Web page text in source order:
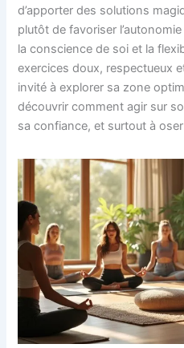
d’apporter des solutions
plutôt de favoriser
la conscience de soi et la
exercices doux, respectueux
invité à explorer sa zone
découvrir comment agir sur
sa confiance, et surtout à oser